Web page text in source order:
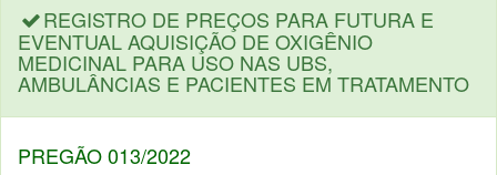
REGISTRO DE PREÇOS PARA FUTURA E
EVENTUAL AQUISIÇÃO DE OXIGÊNIO
MEDICINAL PARA USO NAS UBS,
AMBULÂNCIAS E PACIENTES EM TRATAMENTO
PREGÃO 013/2022